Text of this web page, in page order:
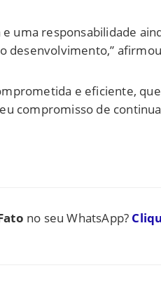
uma responsabilidade
desenvolvimento,”
e eficiente,
compromisso de
no seu WhatsApp?